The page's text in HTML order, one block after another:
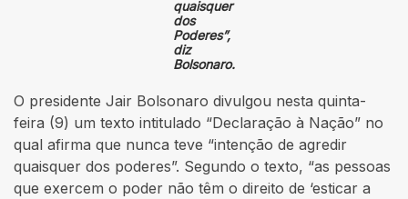
quaisquer
dos
Poderes”,
diz
Bolsonaro.
O presidente Jair Bolsonaro divulgou nesta quinta-
feira (9) um texto intitulado “Declaração à Nação” no
qual afirma que nunca teve “intenção de agredir
quaisquer dos poderes”. Segundo o texto, “as pessoas
que exercem o poder não têm o direito de ‘esticar a